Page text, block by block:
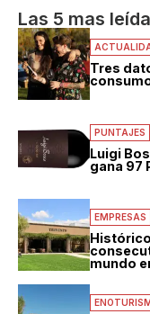
Las 5 mas
Tres
PUNTAJES
Luigi
gana 97
EMPRESAS
mundo